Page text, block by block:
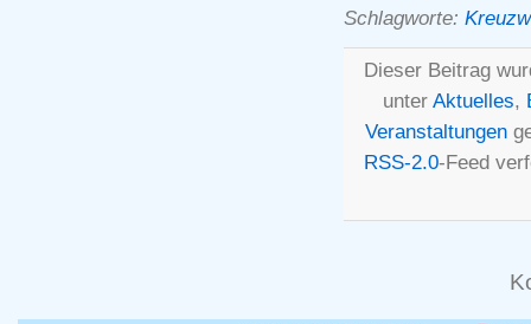
Schlagworte:
Dieser Beitrag
unter Aktuelles,
Veranstaltungen
RSS-2.0-Feed